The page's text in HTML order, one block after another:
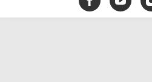
Facebook